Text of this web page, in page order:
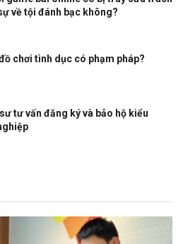
về tội đánh bạc không?
chơi tình dục có phạm pháp?
tư vấn đăng ký và bảo hộ kiểu